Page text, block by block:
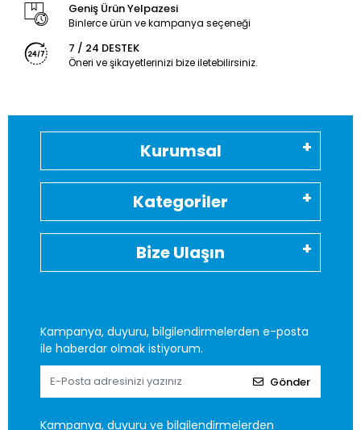
Geniş Ürün Yelpazesi
Binlerce ürün ve kampanya seçeneği
7 / 24 DESTEK
Öneri ve şikayetlerinizi bize iletebilirsiniz.
Kurumsal
Kategoriler
Bize Ulaşın
Kampanya, duyuru, bilgilendirmelerden e-posta
ile haberdar olmak istiyorum.
Gönder
Kampanya, duyuru ve bilgilendirmelerden